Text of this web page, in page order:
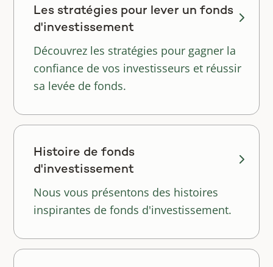
Les stratégies pour lever un fonds
d'investissement
Découvrez les stratégies pour gagner la
confiance de vos investisseurs et réussir
sa levée de fonds.
Histoire de fonds
d'investissement
Nous vous présentons des histoires
inspirantes de fonds d'investissement.